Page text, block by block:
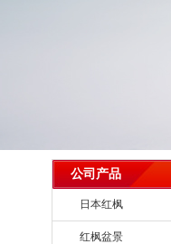
公司产品
日本红枫
红枫盆景